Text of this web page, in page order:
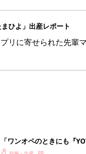
意外とケアしていない!? 帝
妊娠・出産
【月齢別】０才児ベビー